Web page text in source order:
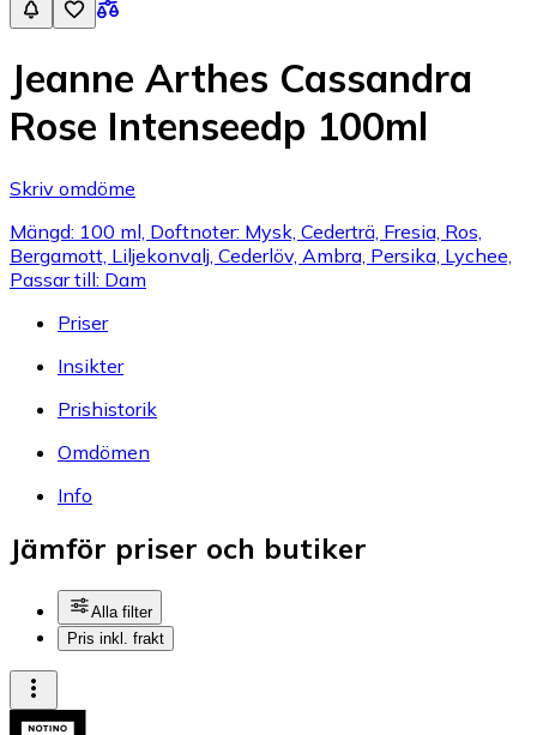
Jeanne Arthes Cassandra
Rose Intenseedp 100ml
Skriv omdöme
Mängd: 100 ml, Doftnoter: Mysk, Cederträ, Fresia, Ros,
Bergamott, Liljekonvalj, Cederlöv, Ambra, Persika, Lychee,
Passar till: Dam
Priser
Insikter
Prishistorik
Omdömen
Info
Jämför priser och butiker
Alla filter
Pris inkl. frakt